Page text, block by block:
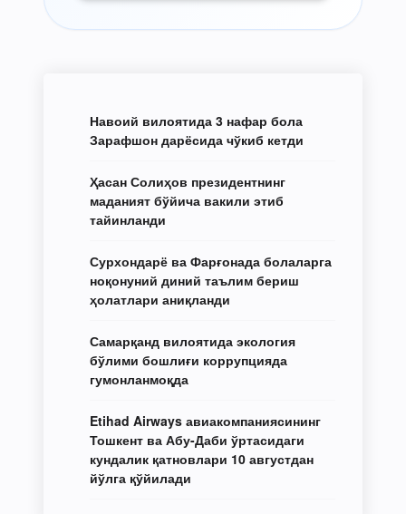
Навоий вилоятида 3 нафар бола
Зарафшон дарёсида чўкиб кетди
Ҳасан Солиҳов президентнинг
маданият бўйича вакили этиб
тайинланди
Сурхондарё ва Фарғонада болаларга
ноқонуний диний таълим бериш
ҳолатлари аниқланди
Самарқанд вилоятида экология
бўлими бошлиғи коррупцияда
гумонланмоқда
Etihad Airways авиакомпаниясининг
Тошкент ва Абу-Даби ўртасидаги
кундалик қатновлари 10 августдан
йўлга қўйилади